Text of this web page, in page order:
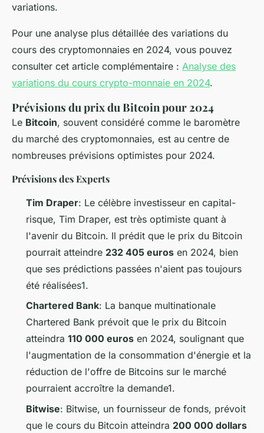
variations.
Pour une analyse plus détaillée des variations du
cours des cryptomonnaies en 2024, vous pouvez
consulter cet article complémentaire : Analyse des
variations du cours crypto-monnaie en 2024.
Prévisions du prix du Bitcoin pour 2024
Le Bitcoin, souvent considéré comme le baromètre
du marché des cryptomonnaies, est au centre de
nombreuses prévisions optimistes pour 2024.
Prévisions des Experts
Tim Draper: Le célèbre investisseur en capital-
risque, Tim Draper, est très optimiste quant à
l'avenir du Bitcoin. Il prédit que le prix du Bitcoin
pourrait atteindre 232 405 euros en 2024, bien
que ses prédictions passées n'aient pas toujours
été réalisées1.
Chartered Bank: La banque multinationale
Chartered Bank prévoit que le prix du Bitcoin
atteindra 110 000 euros en 2024, soulignant que
l'augmentation de la consommation d'énergie et la
réduction de l'offre de Bitcoins sur le marché
pourraient accroître la demande1.
Bitwise: Bitwise, un fournisseur de fonds, prévoit
que le cours du Bitcoin atteindra 200 000 dollars